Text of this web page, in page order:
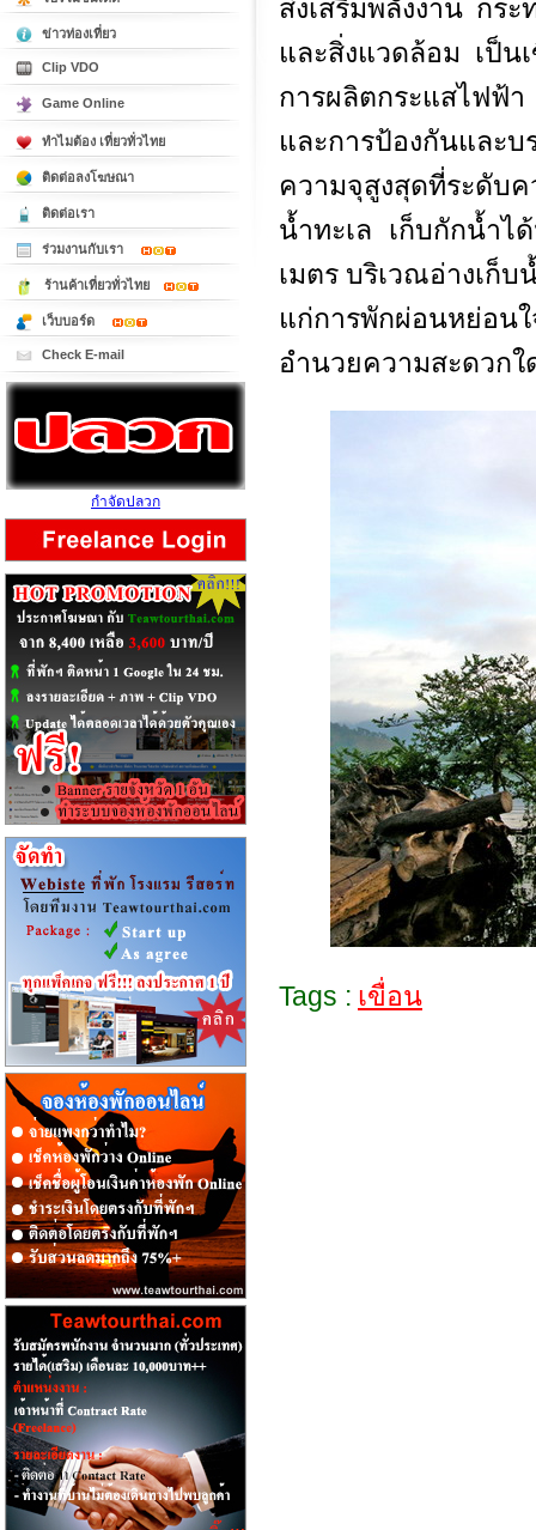
ส่งเสริมพลังงาน กร
และสิ่งแวดล้อม เป็น
การผลิตกระแสไฟฟ้
และการป้องกันแล
ความจุสูงสุดที่ระดับค
น้ำทะเล เก็บกักน้ำ
เมตร บริเวณอ่างเก็
แก่การพักผ่อนหย่อน
อำนวยความสะดวกใ
Tags : เขื่อน
ข่าวท่องเที่ยว
Clip VDO
Game Online
ทำไมต้อง เที่ยวทั่วไทย
ติดต่อลงโฆษณา
ติดต่อเรา
ร่วมงานกับเรา
ร้านค้าเที่ยวทั่วไทย
เว็บบอร์ด
Check E-mail
กำจัดปลวก